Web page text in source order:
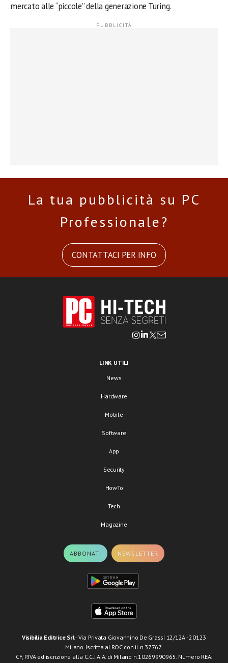
mercato alle “piccole” della generazione Turing.
La tua pubblicità su PC
Professionale?
CONTATTACI PER INFO
LINK UTILI
News
Hardware
Mobile
Software
App
Security
HowTo
Tech
Magazine
ABBONATI NEWSLETTER
Visibilia Editrice Srl- Via Privata Giovannino De Grassi 12/12A - 20123
Milano. Iscritta al ROC con il n.37767.
CF, P.IVA ed iscrizione alla C.C.I.A.A. di Milano n.10269990965. Numero REA: